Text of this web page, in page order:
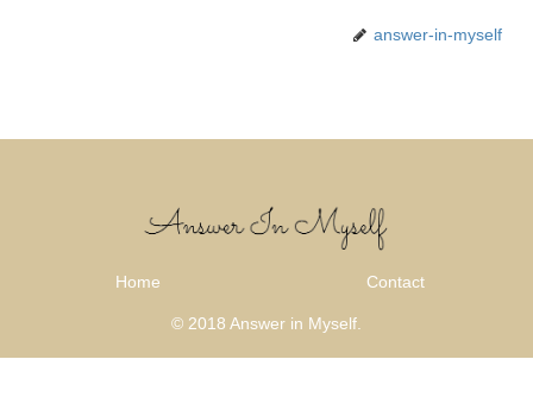
answer-in-myself
Home Contact
© 2018 Answer in Myself.